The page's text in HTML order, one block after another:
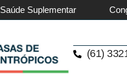
Saúde Suplementar
(61)